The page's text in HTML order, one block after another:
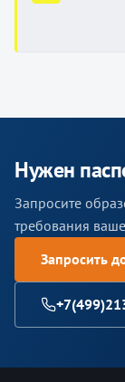
Нужен
Запросите
требования
Запросить